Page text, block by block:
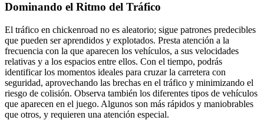
Dominando el Ritmo del Tráfico
El tráfico en chickenroad no es aleatorio; sigue patrones predecibles
que pueden ser aprendidos y explotados. Presta atención a la
frecuencia con la que aparecen los vehículos, a sus velocidades
relativas y a los espacios entre ellos. Con el tiempo, podrás
identificar los momentos ideales para cruzar la carretera con
seguridad, aprovechando las brechas en el tráfico y minimizando el
riesgo de colisión. Observa también los diferentes tipos de vehículos
que aparecen en el juego. Algunos son más rápidos y maniobrables
que otros, y requieren una atención especial.